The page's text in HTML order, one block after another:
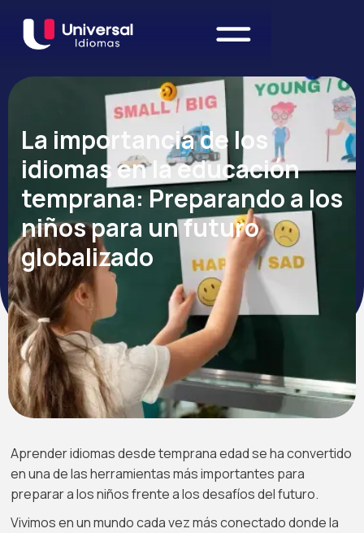
La importancia de los
idiomas en la educación
temprana: Preparando a los
niños para un futuro
globalizado
Aprender idiomas desde temprana edad se ha convertido
en una de las herramientas más importantes para
preparar a los niños frente a los desafíos del futuro.
Vivimos en un mundo cada vez más conectado donde la